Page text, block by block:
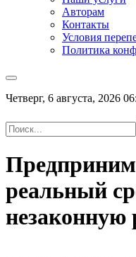
Авторам
Контакты
Условия
Политика
Четверг, 6 августа, 2026
реальный
незаконную